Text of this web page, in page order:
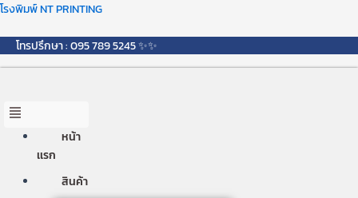
Skip
content
โรงพิมพ์ NT PRINTING
โทรปรึกษา : 095 789 5245 ✨✨
Menu
หน้า
เเรก
สินค้า